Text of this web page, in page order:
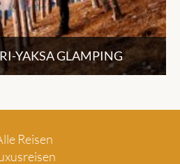
YAKSA GLAMPING
Reisen